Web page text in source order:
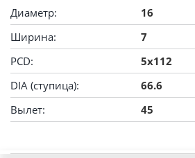
Диаметр:
16
Ширина:
7
PCD:
5x112
DIA (ступица):
66.6
Вылет:
45